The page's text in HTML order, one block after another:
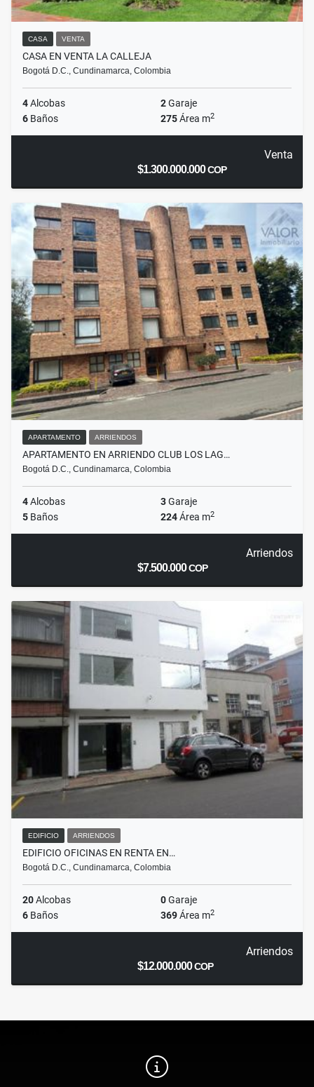
CASA VENTA
CASA EN VENTA LA CALLEJA
Bogotá D.C., Cundinamarca, Colombia
4Alcobas 2Garaje
6 Baños 275Área m2
Venta
$1.300.000.000COP
APARTAMENTO ARRIENDOS
APARTAMENTO EN ARRIENDO CLUB LOS LAG…
Bogotá D.C., Cundinamarca, Colombia
4Alcobas 3Garaje
5 Baños 224Área m2
Arriendos
$7.500.000COP
EDIFICIO ARRIENDOS
EDIFICIO OFICINAS EN RENTA EN…
Bogotá D.C., Cundinamarca, Colombia
20Alcobas 0Garaje
6 Baños 369Área m2
Arriendos
$12.000.000COP